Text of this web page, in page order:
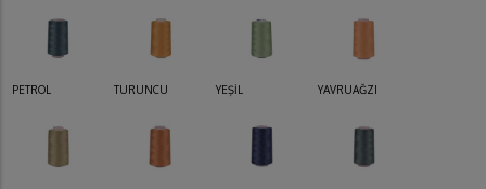
PETROL TURUNCU YEŞİL YAVRUAĞZI